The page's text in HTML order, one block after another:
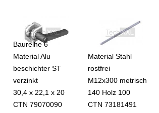
Baureihe 6
Material Alu
beschichter ST
verzinkt
30,4 x 22,1 x 20
CTN 79070090
Material Stahl
rostfrei
M12x300 metrisch
140 Holz 100
CTN 73181491